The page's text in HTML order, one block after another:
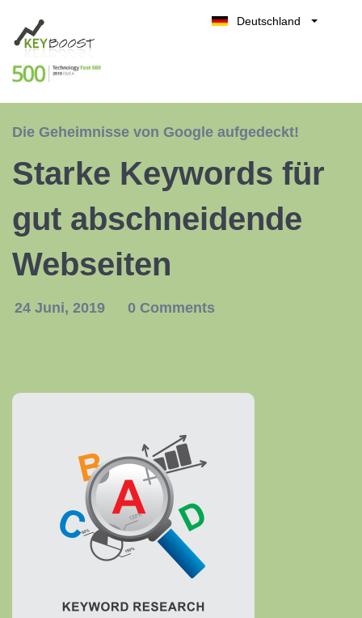
Deutschland
España
Die Geheimnisse von Google aufgedeckt!
Starke Keywords für
gut abschneidende
Webseiten
24 Juni, 2019 0 Comments